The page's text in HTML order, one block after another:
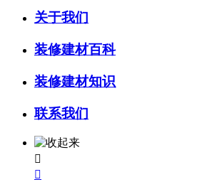
关于我们
装修建材百科
装修建材知识
联系我们

